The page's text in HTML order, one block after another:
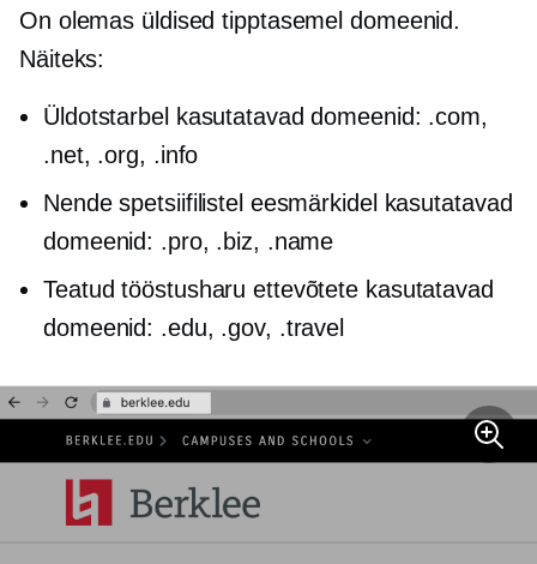
On olemas üldisedtipptasemel domeenid.
Näiteks:
Üldotstarbel kasutatavad domeenid: .com,
.net, .org, .info
Nende spetsiifilistel eesmärkidel kasutatavad
domeenid: .pro, .biz, .name
Teatud tööstusharu ettevõtete kasutatavad
domeenid: .edu, .gov, .travel